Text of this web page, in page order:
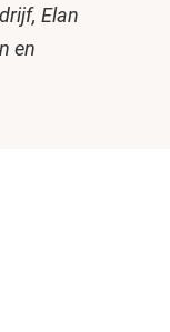
Elan
en